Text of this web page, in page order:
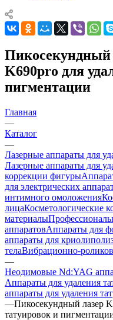
Пикосекундный
K690pro для
пигментации
Главная
—
Каталог
—
Лазерные аппараты для
Лазерные аппараты для
коррекции фигуры
для электрических
интимного омоложения
лицаКосметологические
материалы
аппаратовАппараты для
аппараты для
телаВибрационно-
—
Неодимовые Nd:YAG
Аппараты для удаления
аппараты для удаления
—Пикосекундный лазер
татуировок и